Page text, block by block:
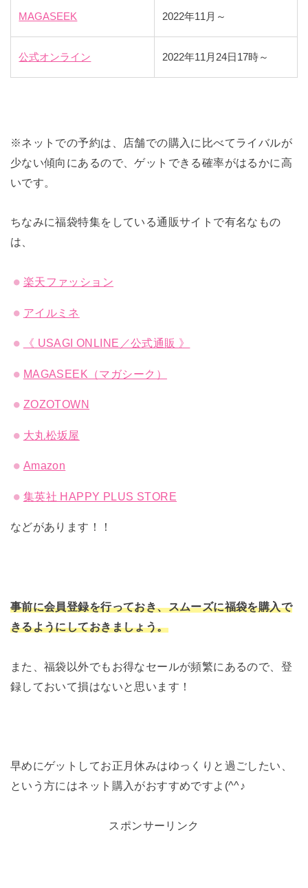
MAGASEEK 2022年11月～
公式オンライン 2022年11月24日17時～
※ネットでの予約は、店舗での購入に比べてライバルが
少ない傾向にあるので、ゲットできる確率がはるかに高
いです。
ちなみに福袋特集をしている通販サイトで有名なもの
は、
楽天ファッション
アイルミネ
《 USAGI ONLINE／公式通販 》
MAGASEEK（マガシーク）
ZOZOTOWN
大丸松坂屋
Amazon
集英社 HAPPY PLUS STORE
などがあります！！
事前に会員登録を行っておき、スムーズに福袋を購入で
きるようにしておきましょう。
また、福袋以外でもお得なセールが頻繁にあるので、登
録しておいて損はないと思います！
早めにゲットしてお正月休みはゆっくりと過ごしたい、
という方にはネット購入がおすすめですよ(^^♪
スポンサーリンク